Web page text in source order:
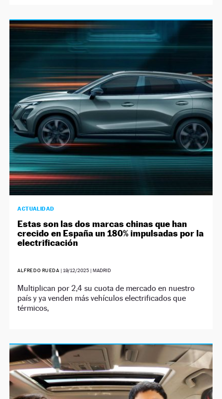
ACTUALIDAD
Estas son las dos marcas chinas que han
crecido en España un 180% impulsadas por la
electrificación
ALFREDO RUEDA | 19/12/2025 | MADRID
Multiplican por 2,4 su cuota de mercado en nuestro
país y ya venden más vehículos electrificados que
térmicos,